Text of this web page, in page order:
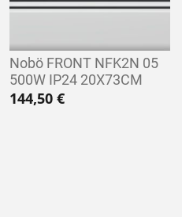
Nobö FRONT NFK2N 05
500W IP24 20X73CM
144,50 €